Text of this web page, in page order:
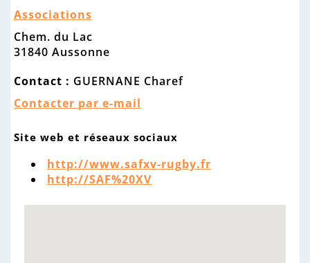
Associations
Chem. du Lac
31840 Aussonne
Contact : GUERNANE Charef
Contacter par e-mail
Site web et réseaux sociaux
http://www.safxv-rugby.fr
http://SAF%20XV